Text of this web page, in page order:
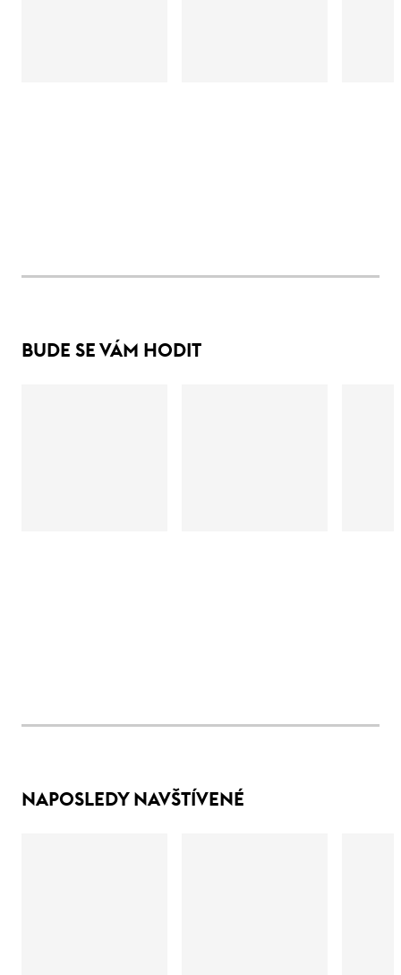
BUDE SE VÁM HODIT
NAPOSLEDY NAVŠTÍVENÉ